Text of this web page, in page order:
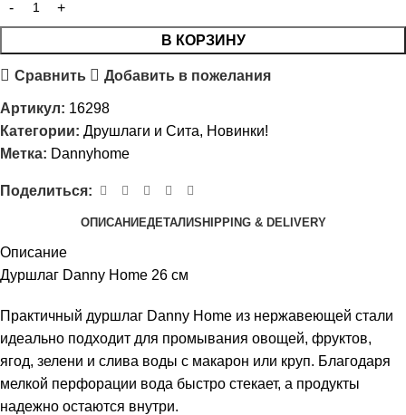
В КОРЗИНУ
Сравнить Добавить в пожелания
Артикул: 16298
Категории: Друшлаги и Сита, Новинки!
Метка: Dannyhome
Поделиться:
ОПИСАНИЕДЕТАЛИSHIPPING & DELIVERY
Описание
Дуршлаг Danny Home 26 см
Практичный дуршлаг Danny Home из нержавеющей стали
идеально подходит для промывания овощей, фруктов,
ягод, зелени и слива воды с макарон или круп. Благодаря
мелкой перфорации вода быстро стекает, а продукты
надежно остаются внутри.